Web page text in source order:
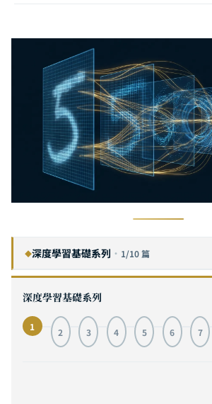
◆深度學習基礎系列 · 1/10 篇
2
深度學習基礎系列
1 2 3 4 5 6 7